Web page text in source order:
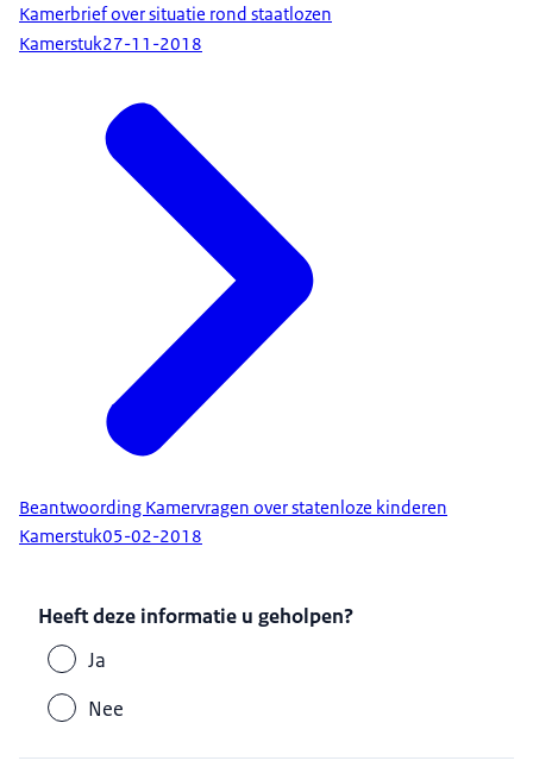
Kamerbrief over situatie rond staatlozen
Kamerstuk27-11-2018
Beantwoording Kamervragen over statenloze kinderen
Kamerstuk05-02-2018
Heeft deze informatie u geholpen?
Ja
Nee